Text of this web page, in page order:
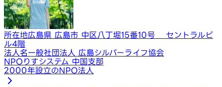
所在地広島県 広島市 中区八丁堀15番10号 セントラルビ
ル4階
法人名一般社団法人 広島シルバーライフ協会
NPOりすシステム 中国支部
2000年設立のNPO法人